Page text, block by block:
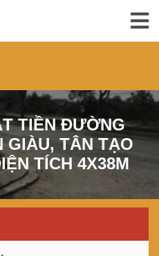
TIỀN ĐƯỜNG
GIÀU, TÂN TẠO
TÍCH 4X38M